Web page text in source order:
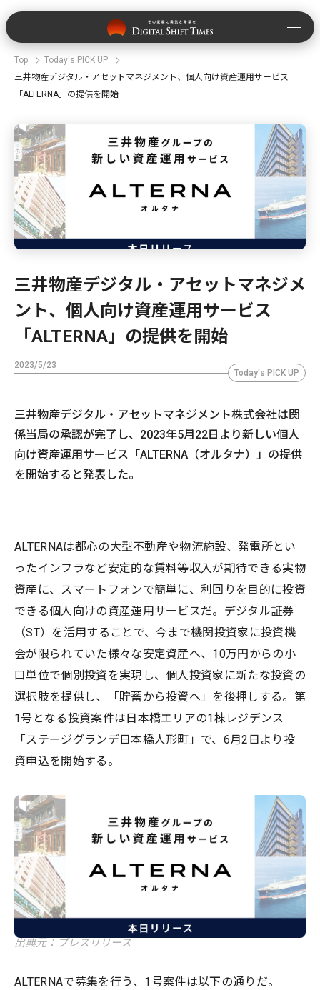
Top
Today's PICK UP
三井物産デジタル・アセットマネジメント、個人向け資産運用サービス
「ALTERNA」の提供を開始
三井物産デジタル・アセットマネジメ
ント、個人向け資産運用サービス
「ALTERNA」の提供を開始
2023/5/23
Today's PICK UP
三井物産デジタル・アセットマネジメント株式会社は関
係当局の承認が完了し、2023年5月22日より新しい個人
向け資産運用サービス「ALTERNA（オルタナ）」の提供
を開始すると発表した。
ALTERNAは都心の大型不動産や物流施設、発電所とい
ったインフラなど安定的な賃料等収入が期待できる実物
資産に、スマートフォンで簡単に、利回りを目的に投資
できる個人向けの資産運用サービスだ。デジタル証券
（ST）を活用することで、今まで機関投資家に投資機
会が限られていた様々な安定資産へ、10万円からの小
口単位で個別投資を実現し、個人投資家に新たな投資の
選択肢を提供し、「貯蓄から投資へ」を後押しする。第
1号となる投資案件は日本橋エリアの1棟レジデンス
「ステージグランデ日本橋人形町」で、6月2日より投
資申込を開始する。
出典元：プレスリリース
ALTERNAで募集を行う、1号案件は以下の通りだ。